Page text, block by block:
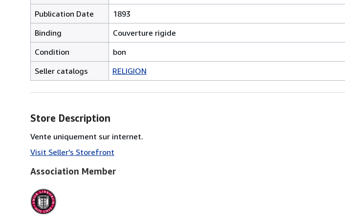
Publication Date
1893
Binding
Couverture rigide
Condition
bon
Seller catalogs
RELIGION
Store Description
Vente uniquement sur internet.
Visit Seller's Storefront
Association Member